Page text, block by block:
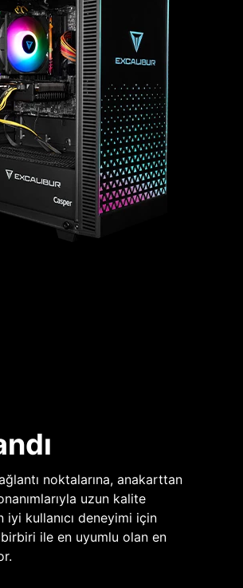
noktalarına, anakarttan
uzun kalite
kullanıcı deneyimi için
ile en uyumlu olan en